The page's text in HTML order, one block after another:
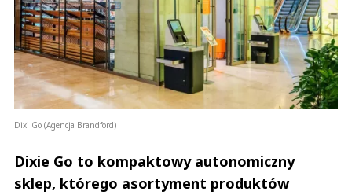
Dixi Go (Agencja Brandford)
Dixie Go to kompaktowy autonomiczny
sklep, którego asortyment produktów